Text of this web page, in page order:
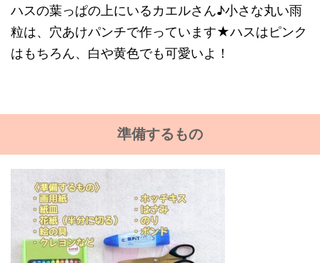
ハスの葉っぱの上にいるカエルさん♪小さな丸い雨
粒は、穴あけパンチで作っています★ハスはピンク
はもちろん、白や黄色でも可愛いよ！
準備するもの